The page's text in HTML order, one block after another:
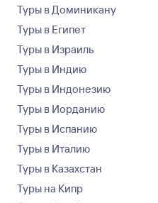
Туры в Доминикану
Туры в Египет
Туры в Израиль
Туры в Индию
Туры в Индонезию
Туры в Иорданию
Туры в Испанию
Туры в Италию
Туры в Казахстан
Туры на Кипр